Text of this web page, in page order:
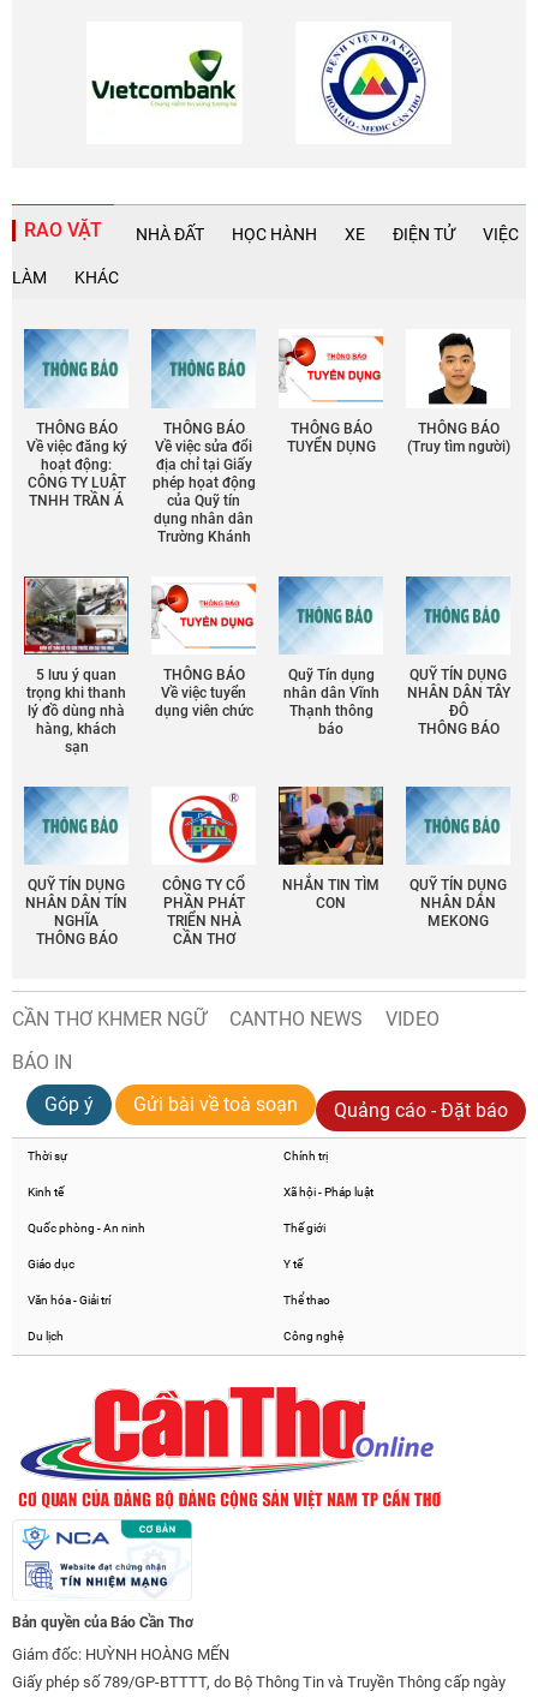
RAO VẶT NHÀ ĐẤT HỌC HÀNH XE ĐIỆN TỬ VIỆC
LÀM KHÁC
THÔNG BÁO
Về việc đăng ký
hoạt động:
CÔNG TY LUẬT
TNHH TRẦN Á
THÔNG BÁO
Về việc sửa đổi
địa chỉ tại Giấy
phép họat động
của Quỹ tín
dụng nhân dân
Trường Khánh
THÔNG BÁO
TUYỂN DỤNG
THÔNG BÁO
(Truy tìm người)
5 lưu ý quan
trọng khi thanh
lý đồ dùng nhà
hàng, khách
sạn
THÔNG BÁO
Về việc tuyển
dụng viên chức
Quỹ Tín dụng
nhân dân Vĩnh
Thạnh thông
báo
QUỸ TÍN DỤNG
NHÂN DÂN TÂY
ĐÔ
THÔNG BÁO
QUỸ TÍN DỤNG
NHÂN DÂN TÍN
NGHĨA
THÔNG BÁO
CÔNG TY CỔ
PHẦN PHÁT
TRIỂN NHÀ
CẦN THƠ
NHẮN TIN TÌM
CON
QUỸ TÍN DỤNG
NHÂN DÂN
MEKONG
CẦN THƠ KHMER NGỮ CANTHO NEWS
VIDEO
BÁO IN
Góp ý
Gửi bài về toà soạn Quảng cáo - Đặt báo
Thời sự Chính trị
Kinh tế Xã hội - Pháp luật
Quốc phòng - An ninh Thế giới
Giáo dục Y tế
Văn hóa - Giải trí Thể thao
Du lịch Công nghệ
Bản quyền của Báo Cần Thơ
Giám đốc: HUỲNH HOÀNG MẾN
Giấy phép số 789/GP-BTTTT, do Bộ Thông Tin và Truyền Thông cấp ngày